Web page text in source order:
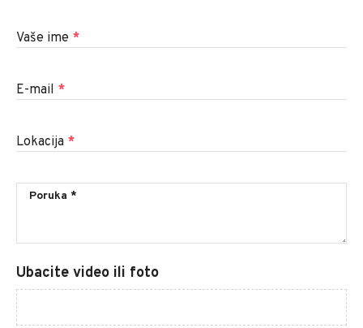
Vaše ime *
E-mail *
Lokacija *
Ubacite video ili foto